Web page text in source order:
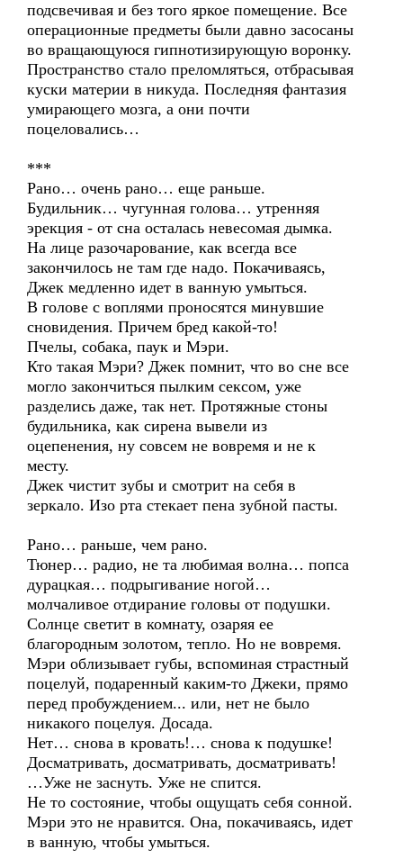
подсвечивая и без того яркое помещение. Все
операционные предметы были давно засосаны
во вращающуюся гипнотизирующую воронку.
Пространство стало преломляться, отбрасывая
куски материи в никуда. Последняя фантазия
умирающего мозга, а они почти
поцеловались…
***
Рано… очень рано… еще раньше.
Будильник… чугунная голова… утренняя
эрекция - от сна осталась невесомая дымка.
На лице разочарование, как всегда все
закончилось не там где надо. Покачиваясь,
Джек медленно идет в ванную умыться.
В голове с воплями проносятся минувшие
сновидения. Причем бред какой-то!
Пчелы, собака, паук и Мэри.
Кто такая Мэри? Джек помнит, что во сне все
могло закончиться пылким сексом, уже
разделись даже, так нет. Протяжные стоны
будильника, как сирена вывели из
оцепенения, ну совсем не вовремя и не к
месту.
Джек чистит зубы и смотрит на себя в
зеркало. Изо рта стекает пена зубной пасты.
Рано… раньше, чем рано.
Тюнер… радио, не та любимая волна… попса
дурацкая… подрыгивание ногой…
молчаливое отдирание головы от подушки.
Солнце светит в комнату, озаряя ее
благородным золотом, тепло. Но не вовремя.
Мэри облизывает губы, вспоминая страстный
поцелуй, подаренный каким-то Джеки, прямо
перед пробуждением... или, нет не было
никакого поцелуя. Досада.
Нет… снова в кровать!… снова к подушке!
Досматривать, досматривать, досматривать!
…Уже не заснуть. Уже не спится.
Не то состояние, чтобы ощущать себя сонной.
Мэри это не нравится. Она, покачиваясь, идет
в ванную, чтобы умыться.